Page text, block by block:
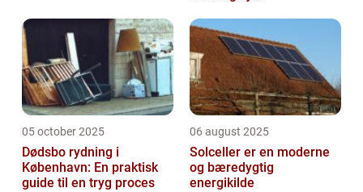
05 october 2025
Dødsbo rydning i
København: En praktisk
guide til en tryg proces
06 august 2025
Solceller er en moderne
og bæredygtig
energikilde